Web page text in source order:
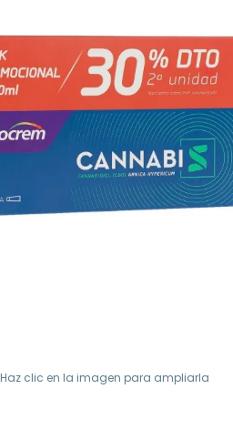
Haz clic en la imagen para ampliarla